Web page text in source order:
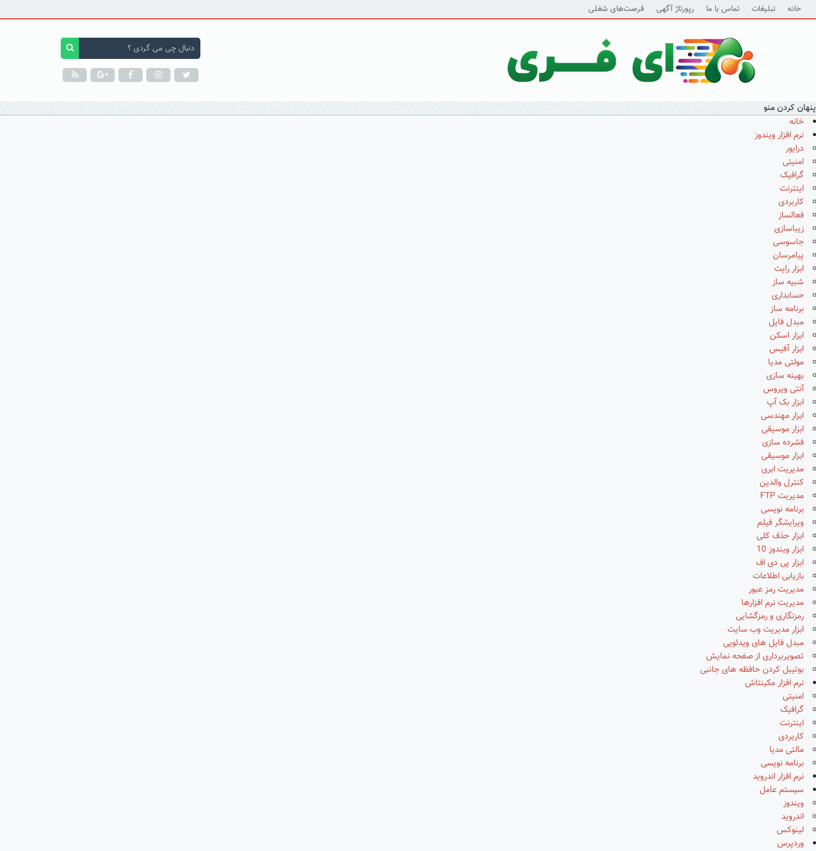
خانه تبلیغات تماس با ما رپورتاژ آگهی فرصت‌های شغلی
پنهان کردن منو
خانه
نرم افزار ویندوز
درایور
امنیتی
گرافیک
اینترنت
کاربردی
فعالساز
زیباسازی
جاسوسی
پیامرسان
ابزار رایت
شبیه ساز
حسابداری
برنامه ساز
مبدل فایل
ابزار اسکن
ابزار آفیس
مولتی مدیا
بهینه سازی
آنتی ویروس
ابزار بک آپ
ابزار مهندسی
ابزار موسیقی
فشرده سازی
ابزار موسیقی
مدیریت ابری
کنترل والدین
مدیریت FTP
برنامه نویسی
ویرایشگر فیلم
ابزار حذف کلی
ابزار ویندوز 10
ابزار پی دی اف
بازیابی اطلاعات
مدیریت رمز عبور
مدیریت نرم افزارها
رمزنگاری و رمزگشایی
ابزار مدیریت وب سایت
مبدل فایل های ویدئویی
تصویربرداری از صفحه نمایش
بوتیبل کردن حافظه های جانبی
نرم افزار مکینتاش
امنیتی
گرافیک
اینترنت
کاربردی
مالتی مدیا
برنامه نویسی
نرم افزار اندروید
سیستم عامل
ویندوز
اندروید
لینوکس
وردپرس